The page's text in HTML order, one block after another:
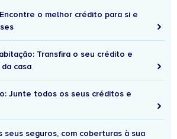
o melhor crédito para si e
Transfira o seu crédito e
casa
Junte todos os seus créditos e
seus seguros, com coberturas à sua